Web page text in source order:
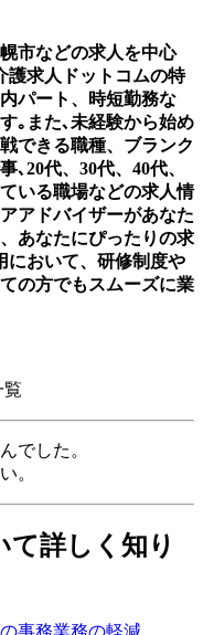
市などの求人を中心
護求人ドットコムの特
パート、時短勤務な
｡また､未経験から始め
できる職種、ブランク
､20代、30代、40代、
いる職場などの求人情
アドバイザーがあなた
あなたにぴったりの求
において、研修制度や
の方でもスムーズに業
覧
でした。
。
て詳しく知り